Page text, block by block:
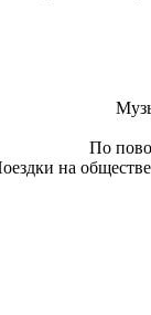
По
на